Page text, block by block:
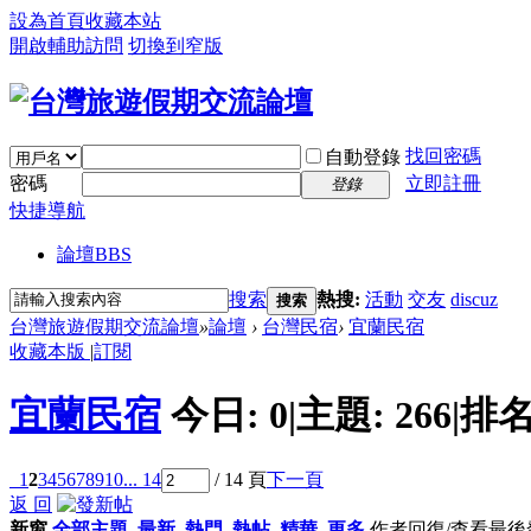
設為首頁收藏本站
開啟輔助訪問 切換到窄版
自動登錄 找回密碼
密碼
登錄
立即註冊
快捷導航
論壇BBS
搜索 搜索 熱搜: 活動 交友 discuz
台灣旅遊假期交流論壇»論壇 › 台灣民宿› 宜蘭民宿
收藏本版 |訂閱
宜蘭民宿 今日: 0|主題: 266|排
12345678910... 14 / 14 頁下一頁
返 回